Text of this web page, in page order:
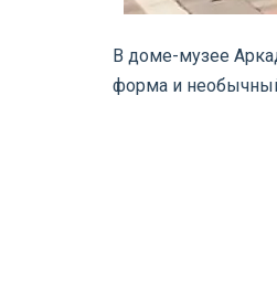
В доме-музее
форма и